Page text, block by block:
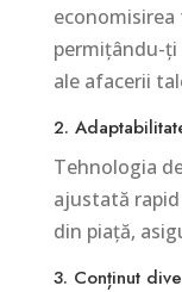
permițându-ți
ale afacerii
2.
Tehnologia
ajustată
din piață,
3. Conținut